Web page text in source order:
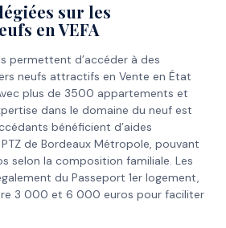
sur les
en VEFA
permettent d’accéder à des
neufs attractifs en Vente en État
plus de 3500 appartements et
dans le domaine du neuf est
bénéficient d’aides
de Bordeaux Métropole, pouvant
selon la composition familiale. Les
du Passeport 1er logement,
3 000 et 6 000 euros pour faciliter